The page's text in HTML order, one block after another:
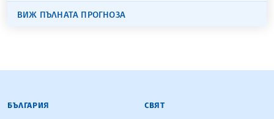
ВИЖ ПЪЛНАТА ПРОГНОЗА
БЪЛГАРСКА ТЕЛЕГРАФНА АГЕНЦИЯ
БЪЛГАРИЯ СВЯТ